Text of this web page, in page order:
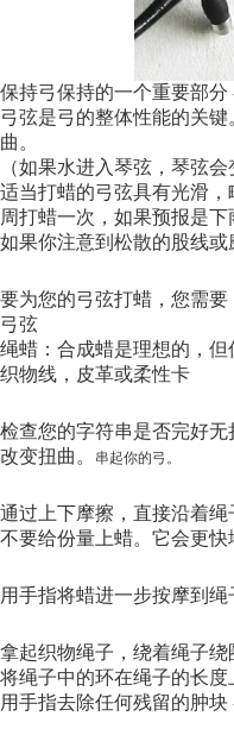
保持弓保持的一个重要部
弓弦是弓的整体性能的关
曲。
（如果水进入琴弦，琴弦
适当打蜡的弓弦具有光滑
周打蜡一次，如果预报是下
如果你注意到松散的股线或
要为您的弓弦打蜡，您需要
弓弦
绳蜡：合成蜡是理想的，
织物线，皮革或柔性卡
检查您的字符串是否完好
改变扭曲。
串起你的弓。
通过上下摩擦，直接沿着
不要给份量上蜡。它会更快
用手指将蜡进一步按摩到
拿起织物绳子，绕着绳子
将绳子中的环在绳子的长
用手指去除任何残留的肿块